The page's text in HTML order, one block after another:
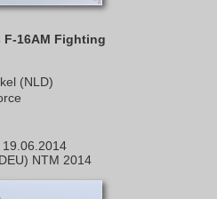
F-16AM Fighting
(NLD)
19.06.2014
NTM 2014